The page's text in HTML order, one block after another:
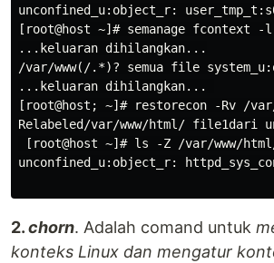
unconfined_u:object_r:
[root@host ~]# semanage fcontext -l
...keluaran dihilangkan...
/var/www(/.*)? semua file
...keluaran dihilangkan...
[root@host; ~]# restorecon -Rv /var/
Relabeled/var/www/html/ file1dari
[root@host ~]# ls -Z /var/www/
unconfined_u:object_r:
2.chorn. Adalah comand untuk
konteks Linux dan mengatur